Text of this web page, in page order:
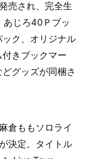
売され、完全生
あじろ40Ｐブッ
ク、オリジナル
きブックマー
グッズが同梱さ
倉ももソロライ
決定。タイトル